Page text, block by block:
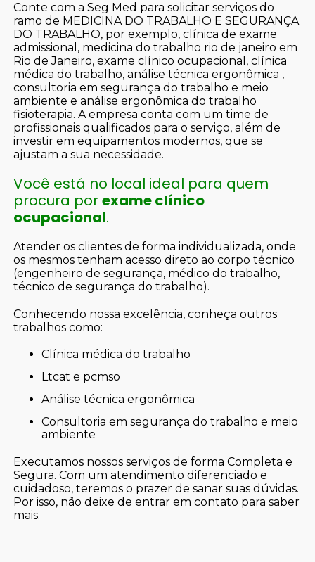
Conte com a Seg Med para solicitar serviços do
ramo de MEDICINA DO TRABALHO E SEGURANÇA
DO TRABALHO, por exemplo, clínica de exame
admissional, medicina do trabalho rio de janeiro em
Rio de Janeiro, exame clínico ocupacional, clínica
médica do trabalho, análise técnica ergonômica ,
consultoria em segurança do trabalho e meio
ambiente e análise ergonômica do trabalho
fisioterapia. A empresa conta com um time de
profissionais qualificados para o serviço, além de
investir em equipamentos modernos, que se
ajustam a sua necessidade.
Você está no local ideal para quem
procura porexame clínico
ocupacional.
Atender os clientes de forma individualizada, onde
os mesmos tenham acesso direto ao corpo técnico
(engenheiro de segurança, médico do trabalho,
técnico de segurança do trabalho).
Conhecendo nossa excelência, conheça outros
trabalhos como:
clínica médica do trabalho
ltcat e pcmso
análise técnica ergonômica
consultoria em segurança do trabalho e meio
ambiente
Executamos nossos serviços de forma Completa e
Segura. Com um atendimento diferenciado e
cuidadoso, teremos o prazer de sanar suas dúvidas.
Por isso, não deixe de entrar em contato para saber
mais.